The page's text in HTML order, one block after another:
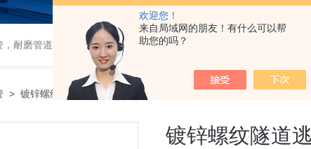
欢迎您！
来自局域网的朋友！有什么可以帮
助您的吗？
耐磨管道,衬塑钢管,钢衬塑管,钢衬四氟管,超高分子量聚乙烯管,超高管
> 镀锌螺纹隧道逃生屋
镀锌螺纹隧道